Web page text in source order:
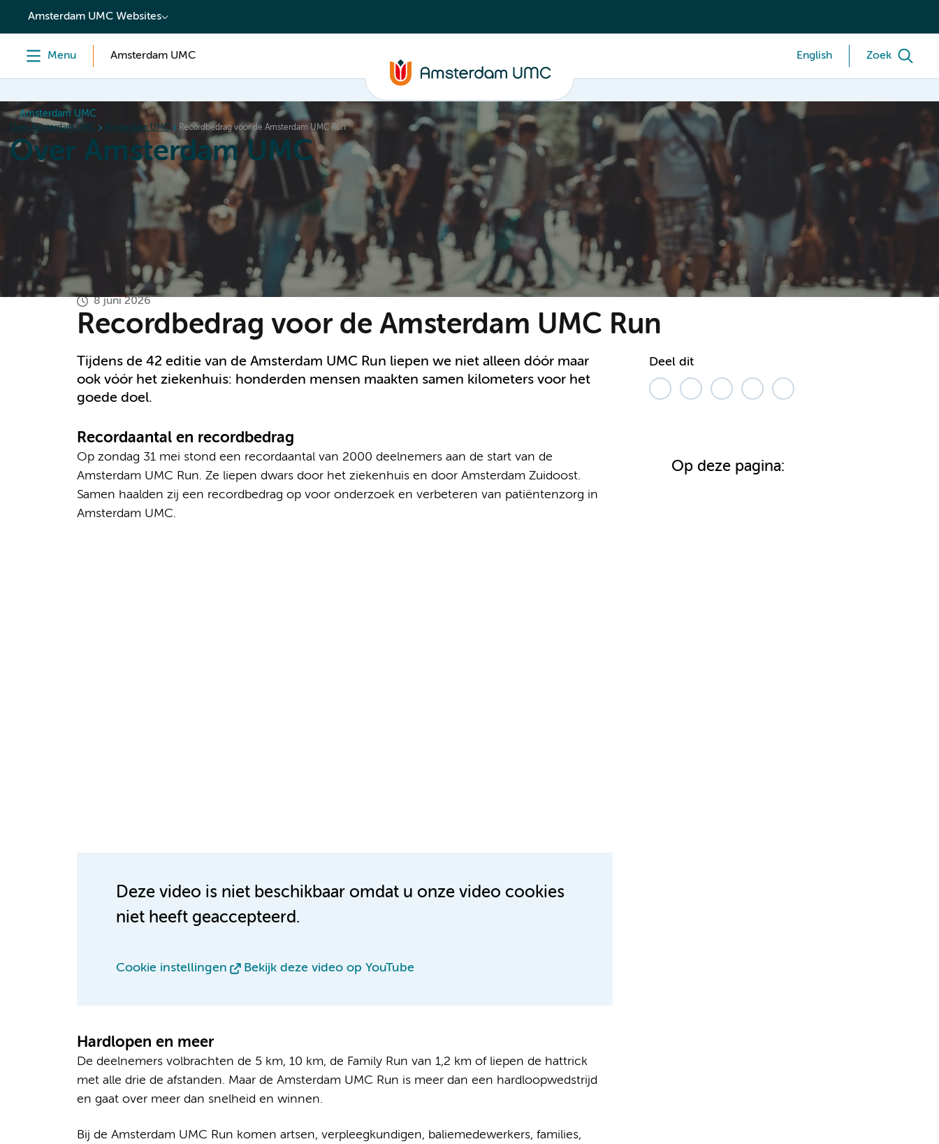
content
Amsterdam UMC Websites
Menu Amsterdam UMC English Zoek
Amsterdam UMC
Over Amsterdam UMC Amsterdam UMC Recordbedrag voor de Amsterdam UMC Run
Over Amsterdam UMC
Hoe wij werken Als werkgever Steun ons Evenementen Actueel Contact
8 juni 2026
Recordbedrag voor de Amsterdam UMC Run
Tijdens de 42 editie van de Amsterdam UMC Run liepen we niet alleen dóór maar
ook vóór het ziekenhuis: honderden mensen maakten samen kilometers voor het
goede doel.
Recordaantal en recordbedrag
Op zondag 31 mei stond een recordaantal van 2000 deelnemers aan de start van de
Amsterdam UMC Run. Ze liepen dwars door het ziekenhuis en door Amsterdam Zuidoost.
Samen haalden zij een recordbedrag op voor onderzoek en verbeteren van patiëntenzorg in
Amsterdam UMC.
Deze video is niet beschikbaar omdat u onze video cookies
niet heeft geaccepteerd.
Cookie instellingen Bekijk deze video op YouTube
Hardlopen en meer
De deelnemers volbrachten de 5 km, 10 km, de Family Run van 1,2 km of liepen de hattrick
met alle drie de afstanden. Maar de Amsterdam UMC Run is meer dan een hardloopwedstrijd
en gaat over meer dan snelheid en winnen.
Bij de Amsterdam UMC Run komen artsen, verpleegkundigen, baliemedewerkers, families,
Deel dit
Op deze pagina: